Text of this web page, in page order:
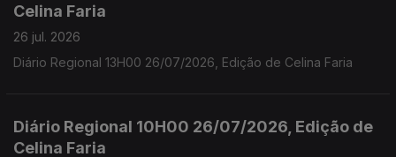
Celina Faria
26 jul. 2026
Diário Regional 13H00 26/07/2026, Edição de Celina Faria
Diário Regional 10H00 26/07/2026, Edição de
Celina Faria